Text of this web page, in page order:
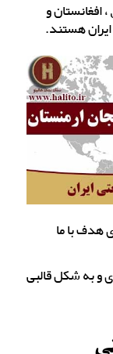
افغانستان و
هستند.
با ما
و به شکل قالبی